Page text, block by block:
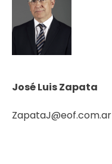
José Luis Zapata
ZapataJ@eof.com.ar